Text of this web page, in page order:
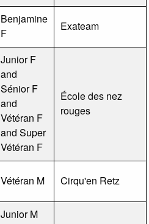
Benjamine
F
Exateam
Junior F
and
Sénior F
and
Vétéran F
and Super
Vétéran F
École des nez
rouges
Vétéran M Cirqu'en Retz
Junior M